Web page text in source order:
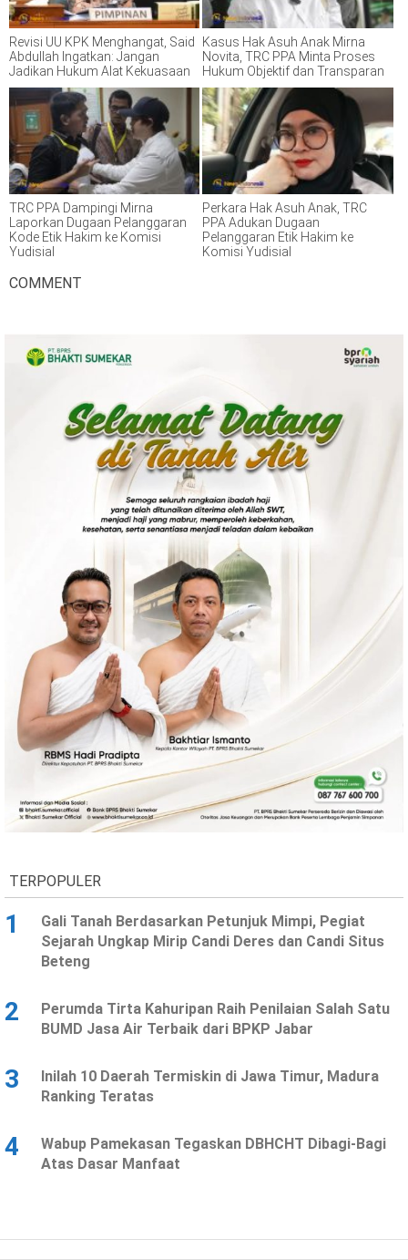
Revisi UU KPK Menghangat, Said
Abdullah Ingatkan: Jangan
Jadikan Hukum Alat Kekuasaan
Kasus Hak Asuh Anak Mirna
Novita, TRC PPA Minta Proses
Hukum Objektif dan Transparan
TRC PPA Dampingi Mirna
Laporkan Dugaan Pelanggaran
Kode Etik Hakim ke Komisi
Yudisial
Perkara Hak Asuh Anak, TRC
PPA Adukan Dugaan
Pelanggaran Etik Hakim ke
Komisi Yudisial
COMMENT
TERPOPULER
1
Gali Tanah Berdasarkan Petunjuk Mimpi, Pegiat
Sejarah Ungkap Mirip Candi Deres dan Candi Situs
Beteng
2
Perumda Tirta Kahuripan Raih Penilaian Salah Satu
BUMD Jasa Air Terbaik dari BPKP Jabar
3
Inilah 10 Daerah Termiskin di Jawa Timur, Madura
Ranking Teratas
4
Wabup Pamekasan Tegaskan DBHCHT Dibagi-Bagi
Atas Dasar Manfaat